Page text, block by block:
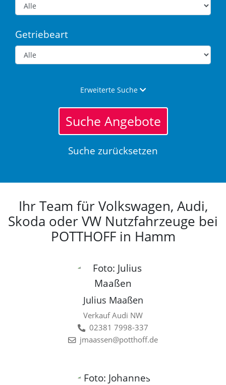
Getriebeart
Erweiterte Suche
Suche Angebote
Suche zurücksetzen
Ihr Team für Volkswagen, Audi,
Skoda oder VW Nutzfahrzeuge bei
POTTHOFF in Hamm
Julius Maaßen
Verkauf Audi NW
02381 7998-337
jmaassen@potthoff.de